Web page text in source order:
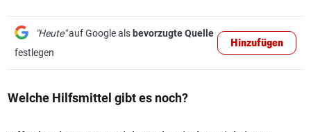
"Heute"auf Google als bevorzugte Quelle
festlegen
Hinzufügen
Welche Hilfsmittel gibt es noch?